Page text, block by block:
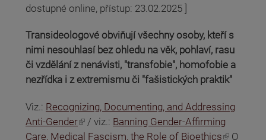
dostupné online, přístup: 23.02.2025 ]
Transideologové obviňují všechny osoby, kteří s
nimi nesouhlasí bez ohledu na věk, pohlaví, rasu
či vzdělání z nenávisti, "transfobie", homofobie a
nezřídka i z extremismu či "fašistických praktik"
Viz.: Recognizing, Documenting, and Addressing
Anti-Gender
(odkaz je externí) / viz.: Banning Gender-Affirming
Care, Medical Fascism, the Role of Bioethics
(odkaz je externí)
O